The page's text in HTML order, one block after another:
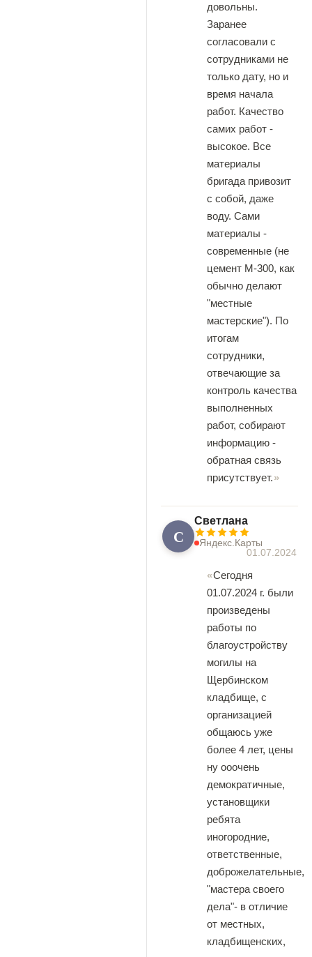
довольны.
Заранее
согласовали с
сотрудниками не
только дату, но и
время начала
работ. Качество
самих работ -
высокое. Все
материалы
бригада привозит
с собой, даже
воду. Сами
материалы -
современные (не
цемент М-300, как
обычно делают
"местные
мастерские"). По
итогам
сотрудники,
отвечающие за
контроль качества
выполненных
работ, собирают
информацию -
обратная связь
присутствует.
С
Светлана
Яндекс.Карты
01.07.2024
Сегодня
01.07.2024 г. были
произведены
работы по
благоустройству
могилы на
Щербинском
кладбище, с
организацией
общаюсь уже
более 4 лет, цены
ну ооочень
демократичные,
установщики
ребята
иногородние,
ответственные,
доброжелательные,
"мастера своего
дела"- в отличие
от местных,
кладбищенских,